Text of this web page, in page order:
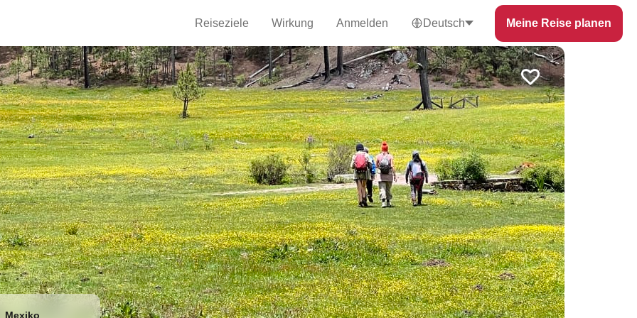
Reiseziele
Wirkung Anmelden Deutsch Meine Reise planen
Mexiko